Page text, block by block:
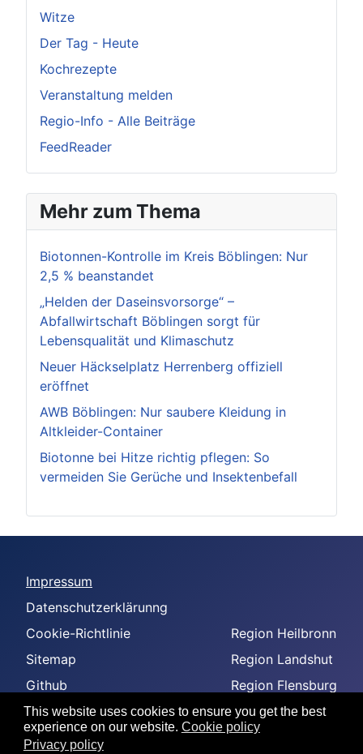
This website uses cookies to ensure you get the best
experience on our website. Cookie policy
Privacy policy
Witze
Der Tag - Heute
Kochrezepte
Veranstaltung melden
Regio-Info - Alle Beiträge
FeedReader
Mehr zum Thema
Biotonnen-Kontrolle im Kreis Böblingen: Nur
2,5 % beanstandet
„Helden der Daseinsvorsorge“ –
Abfallwirtschaft Böblingen sorgt für
Lebensqualität und Klimaschutz
Neuer Häckselplatz Herrenberg offiziell
eröffnet
AWB Böblingen: Nur saubere Kleidung in
Altkleider-Container
Biotonne bei Hitze richtig pflegen: So
vermeiden Sie Gerüche und Insektenbefall
Impressum
Datenschutzerklärunng
Cookie-Richtlinie
Sitemap
Github
-
--
Region Heilbronn
Region Landshut
Region Flensburg
Region Amberg